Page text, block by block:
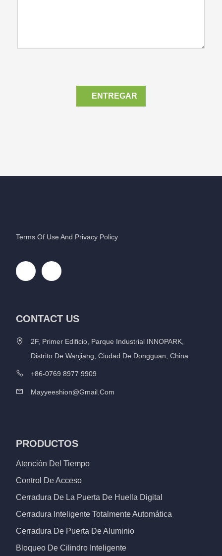
ENTREGAR
Terms Of Use And Privacy Policy
CONTACT US
2F, Primer Edificio, Parque Industrial INNOPARK,
Distrito De Wanjiang, Ciudad De Dongguan, China
+86-0769 8977 9909
Mayyeeshion@gmail.com
PRODUCTOS
Atención Del Tiempo
Control De Acceso
Cerradura De La Puerta De Huella Digital
Cerradura Inteligente Totalmente Automática
Cerradura De Puerta De Aluminio
Bloqueo De Cilindro Inteligente